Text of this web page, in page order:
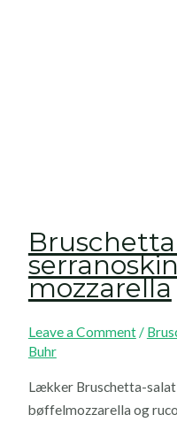
mozzarella
Leave a Comment /
Buhr
Lækker Bruschetta-
bøffelmozzarella og